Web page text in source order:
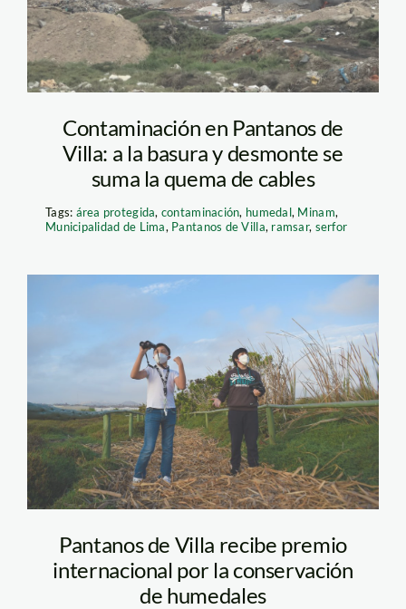
Contaminación en Pantanos de
Villa: a la basura y desmonte se
suma la quema de cables
Tags: área protegida, contaminación, humedal, Minam,
Municipalidad de Lima, Pantanos de Villa, ramsar, serfor
Pantanos de Villa recibe premio
internacional por la conservación
de humedales